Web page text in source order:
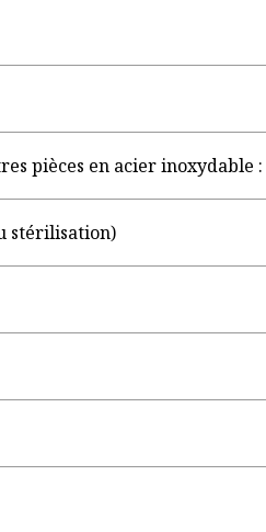
pièces en acier inoxydable
stérilisation)